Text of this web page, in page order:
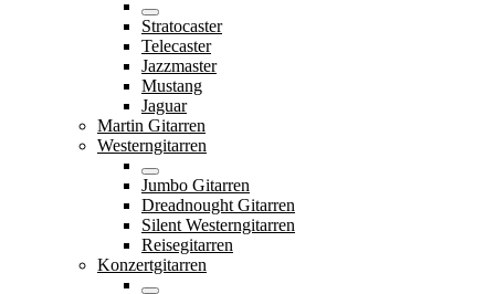
Stratocaster
Telecaster
Jazzmaster
Mustang
Jaguar
Martin Gitarren
Westerngitarren
Jumbo Gitarren
Dreadnought Gitarren
Silent Westerngitarren
Reisegitarren
Konzertgitarren